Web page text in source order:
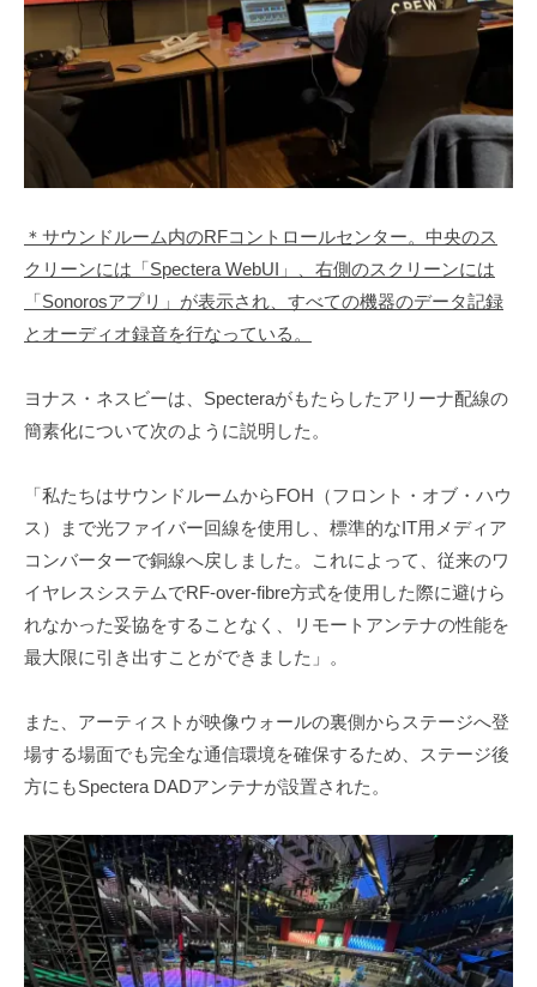
＊サウンドルーム内のRFコントロールセンター。中央のス
クリーンには「Spectera WebUI」、右側のスクリーンには
「Sonorosアプリ」が表示され、すべての機器のデータ記録
とオーディオ録音を行なっている。
ヨナス・ネスビーは、Specteraがもたらしたアリーナ配線の
簡素化について次のように説明した。
「私たちはサウンドルームからFOH（フロント・オブ・ハウ
ス）まで光ファイバー回線を使用し、標準的なIT用メディア
コンバーターで銅線へ戻しました。これによって、従来のワ
イヤレスシステムでRF-over-fibre方式を使用した際に避けら
れなかった妥協をすることなく、リモートアンテナの性能を
最大限に引き出すことができました」。
また、アーティストが映像ウォールの裏側からステージへ登
場する場面でも完全な通信環境を確保するため、ステージ後
方にもSpectera DADアンテナが設置された。